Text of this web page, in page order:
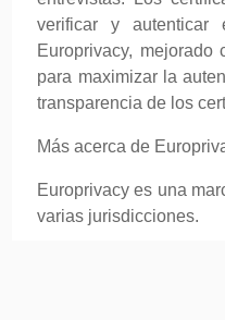
verificar y
Europrivacy,
para maximizar la
transparencia de los
Más acerca de
Europrivacy es una
varias jurisdicciones.